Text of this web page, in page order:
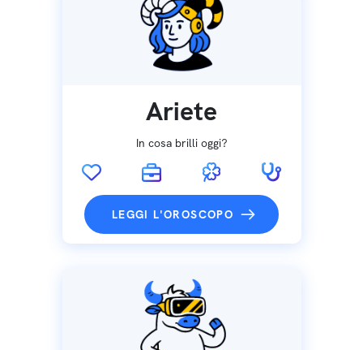
Ariete
In cosa brilli oggi?
LEGGI L'OROSCOPO